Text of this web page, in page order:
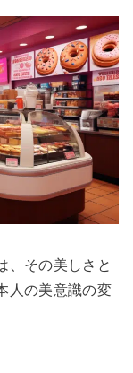
、その美しさと
人の美意識の変